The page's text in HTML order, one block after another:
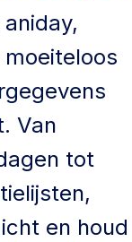
Van
tot
en houd